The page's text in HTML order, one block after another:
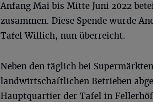
Anfang Mai bis Mitte Juni 2022
zusammen. Diese Spende wurde
Tafel Willich, nun überreicht.
Neben den täglich bei
landwirtschaftlichen Betrieben
Hauptquartier der Tafel in